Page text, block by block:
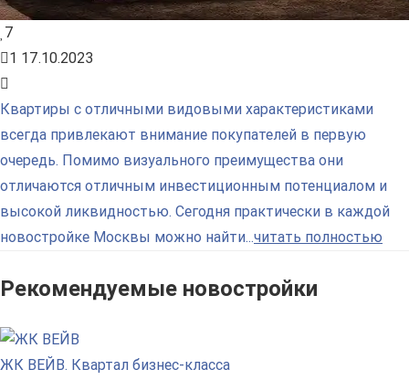
7
1 17.10.2023
Квартиры с отличными видовыми характеристиками
всегда привлекают внимание покупателей в первую
очередь. Помимо визуального преимущества они
отличаются отличным инвестиционным потенциалом и
высокой ликвидностью. Сегодня практически в каждой
новостройке Москвы можно найти...читать полностью
Рекомендуемые новостройки
ЖК ВЕЙВ. Квартал бизнес-класса